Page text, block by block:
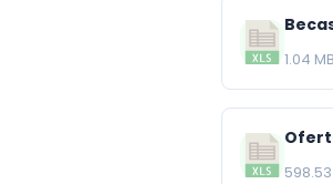
1.04 MB
598.53